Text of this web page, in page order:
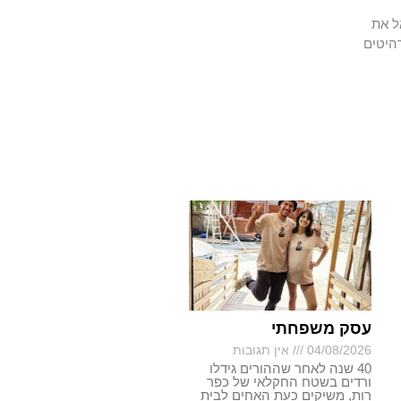
את
עסק משפחתי
04/08/2026 אין תגובות
40 שנה לאחר שההורים גידלו
ורדים בשטח החקלאי של כפר
רות, משיקים כעת האחים לבית